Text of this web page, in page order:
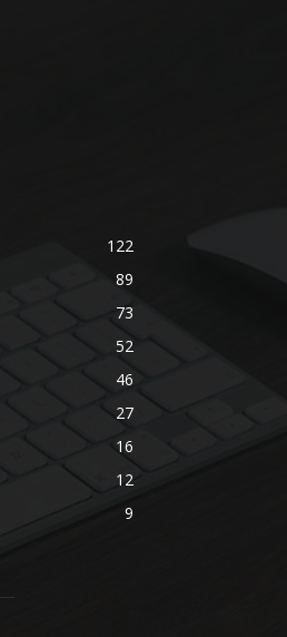
122
89
73
52
46
27
16
12
9